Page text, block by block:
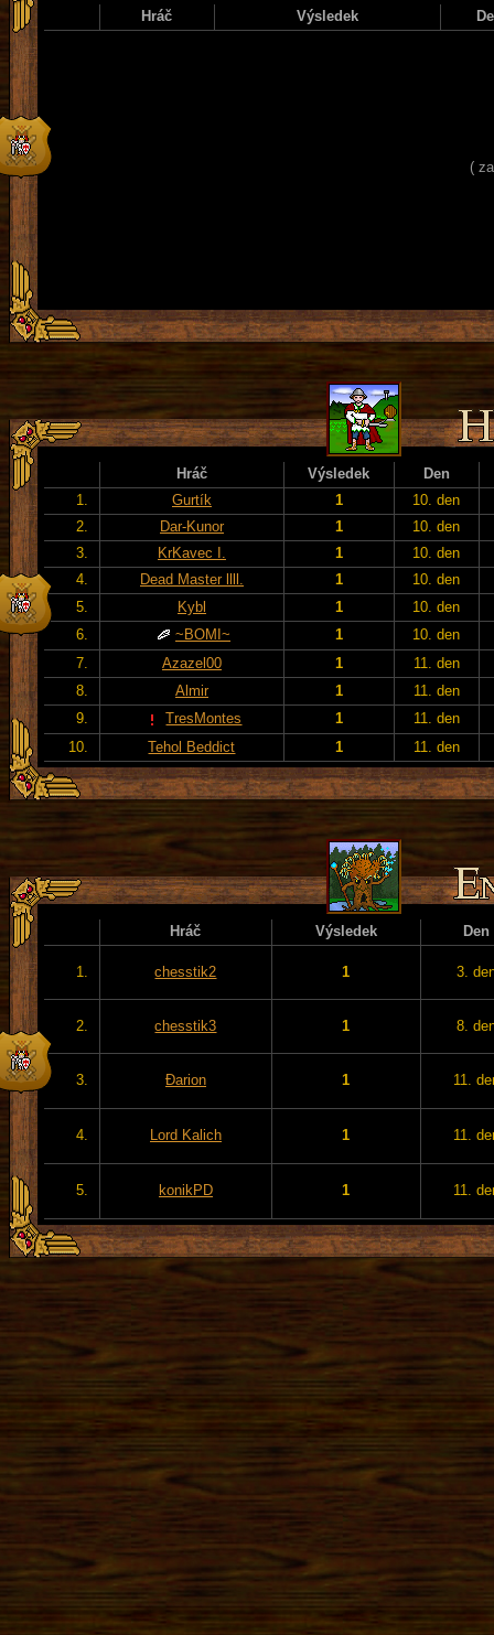
Hráč Výsledek
(
Hráč Výsledek
Den
1.
Gurtík 1 10. den
2.
Dar-Kunor 1 10. den
3.
KrKavec I. 1 10. den
4.
Dead Master llll. 1 10. den
5.
Kybl 1 10. den
6.
~BOMI~ 1 10. den
7.
Azazel00 1 11. den
8.
Almir 1 11. den
9.
TresMontes 1 11. den
10.
Tehol Beddict 1 11. den
Hráč Výsledek Den
1. chesstik2 1 3.
2. chesstik3 1 8.
3. Đarion 1 11.
4. Lord Kalich 1 11.
5. konikPD 1 11.